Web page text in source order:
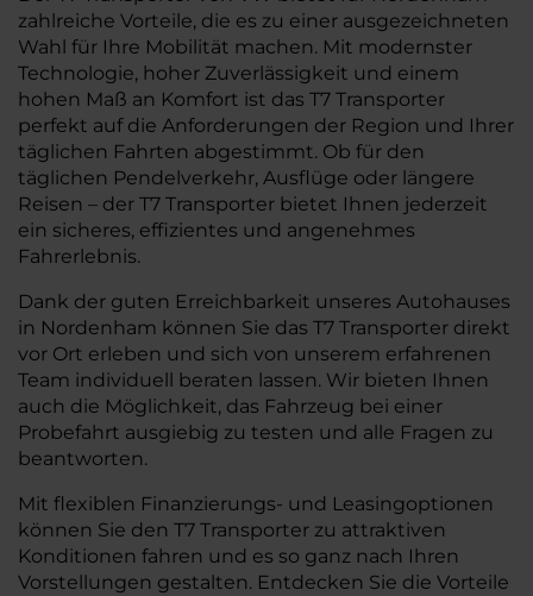
zahlreiche Vorteile, die es zu einer ausgezeichneten
Wahl für Ihre Mobilität machen. Mit modernster
Technologie, hoher Zuverlässigkeit und einem
hohen Maß an Komfort ist das T7 Transporter
perfekt auf die Anforderungen der Region und Ihrer
täglichen Fahrten abgestimmt. Ob für den
täglichen Pendelverkehr, Ausflüge oder längere
Reisen – der T7 Transporter bietet Ihnen jederzeit
ein sicheres, effizientes und angenehmes
Fahrerlebnis.
Dank der guten Erreichbarkeit unseres Autohauses
in Nordenham können Sie das T7 Transporter direkt
vor Ort erleben und sich von unserem erfahrenen
Team individuell beraten lassen. Wir bieten Ihnen
auch die Möglichkeit, das Fahrzeug bei einer
Probefahrt ausgiebig zu testen und alle Fragen zu
beantworten.
Mit flexiblen Finanzierungs- und Leasingoptionen
können Sie den T7 Transporter zu attraktiven
Konditionen fahren und es so ganz nach Ihren
Vorstellungen gestalten. Entdecken Sie die Vorteile